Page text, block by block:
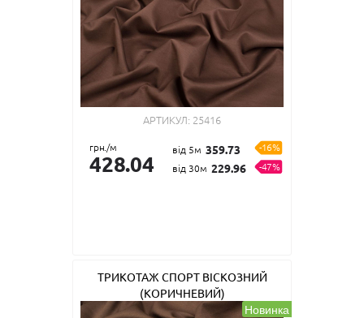
АРТИКУЛ: 25416
грн./м
428.04
від 5м 359.73
-16%
від 30м 229.96 -47%
ТРИКОТАЖ СПОРТ ВІСКОЗНИЙ
(КОРИЧНЕВИЙ)
Новинка